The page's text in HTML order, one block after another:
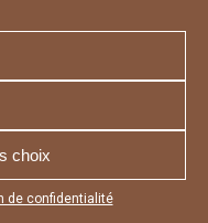
choix
de confidentialité
votre